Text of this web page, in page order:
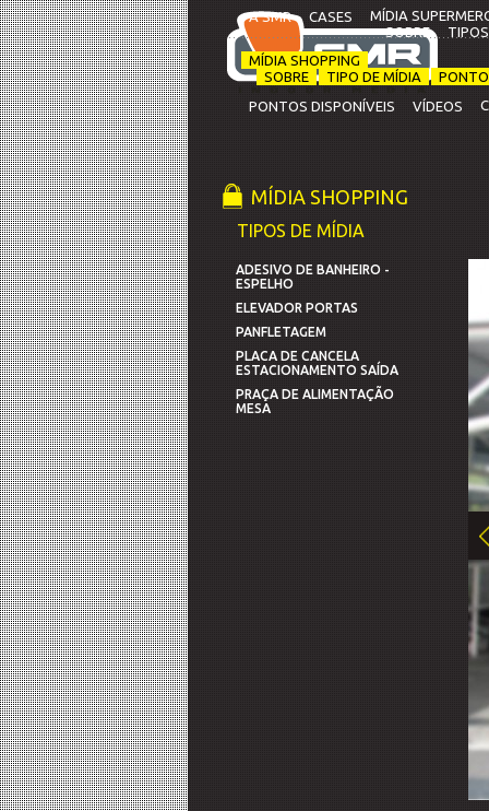
A SMR CASES
MÍDIA
SOBRE
MÍDIA SHOPPING
SOBRE
TIPO DE MÍDIA
PONTOS DISPONÍVEIS
VÍDEOS
MÍDIA SHOPPING
TIPOS DE MÍDIA
ADESIVO DE BANHEIRO -
ESPELHO
ELEVADOR PORTAS
PANFLETAGEM
PLACA DE CANCELA
ESTACIONAMENTO SAÍDA
PRAÇA DE ALIMENTAÇÃO
MESA